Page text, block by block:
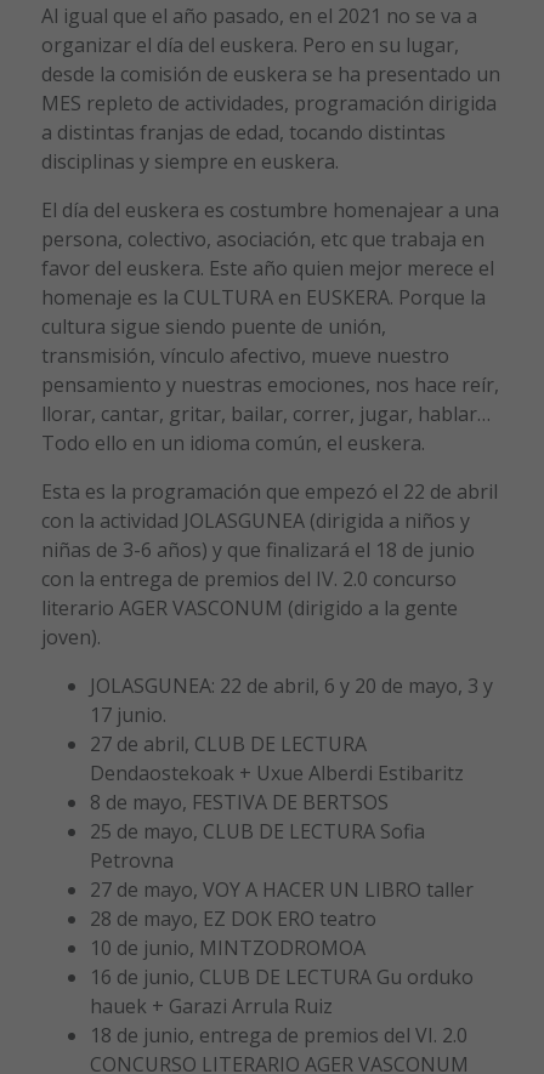
Al igual que el año pasado, en el 2021 no se va a
organizar el día del euskera. Pero en su lugar,
desde la comisión de euskera se ha presentado un
MES repleto de actividades, programación dirigida
a distintas franjas de edad, tocando distintas
disciplinas y siempre en euskera.
El día del euskera es costumbre homenajear a una
persona, colectivo, asociación, etc que trabaja en
favor del euskera. Este año quien mejor merece el
homenaje es la CULTURA en EUSKERA. Porque la
cultura sigue siendo puente de unión,
transmisión, vínculo afectivo, mueve nuestro
pensamiento y nuestras emociones, nos hace reír,
llorar, cantar, gritar, bailar, correr, jugar, hablar…
Todo ello en un idioma común, el euskera.
Esta es la programación que empezó el 22 de abril
con la actividad JOLASGUNEA (dirigida a niños y
niñas de 3-6 años) y que finalizará el 18 de junio
con la entrega de premios del IV. 2.0 concurso
literario AGER VASCONUM (dirigido a la gente
joven).
JOLASGUNEA: 22 de abril, 6 y 20 de mayo, 3 y
17 junio.
27 de abril, CLUB DE LECTURA
Dendaostekoak + Uxue Alberdi Estibaritz
8 de mayo, FESTIVA DE BERTSOS
25 de mayo, CLUB DE LECTURA Sofia
Petrovna
27 de mayo, VOY A HACER UN LIBRO taller
28 de mayo, EZ DOK ERO teatro
10 de junio, MINTZODROMOA
16 de junio, CLUB DE LECTURA Gu orduko
hauek + Garazi Arrula Ruiz
18 de junio, entrega de premios del VI. 2.0
CONCURSO LITERARIO AGER VASCONUM